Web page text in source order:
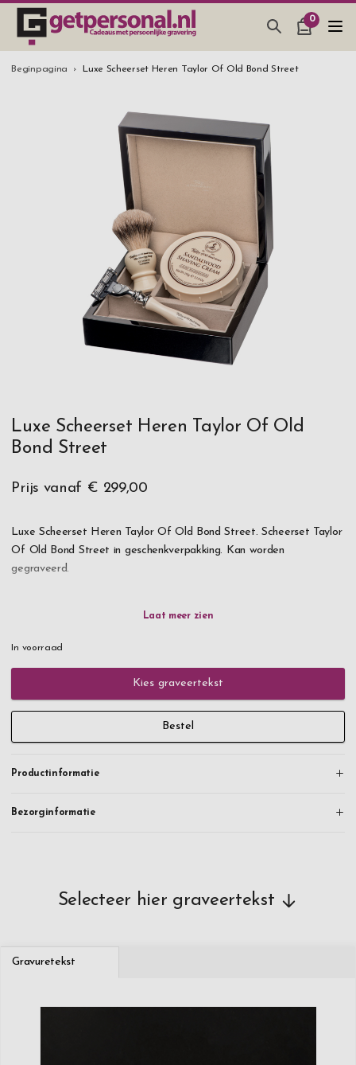
0
CADEAUS & GADGETS
SIERADEN & ACCESSOIRES
CADEAUS IDEEËN
HUWELIJKSGESCHENK 2026
Beginpagina Luxe Scheerset Heren Taylor Of Old Bond Street
Luxe Scheerset Heren Taylor Of Old
Bond Street
Prijs vanaf € 299,00
Luxe Scheerset Heren Taylor Of Old Bond Street. Scheerset Taylor
Of Old Bond Street in geschenkverpakking. Kan worden
gegraveerd.
Een perfect cadeau voor de heer!
In voorraad
Kies graveertekst
Bestel
Productinformatie
Bezorginformatie
Selecteer hier graveertekst
Gravuretekst